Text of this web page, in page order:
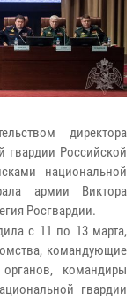
директора
гвардии Российской
национальной
армии Виктора
Росгвардии.
с 11 по 13 марта,
командующие
органов, командиры
гвардии